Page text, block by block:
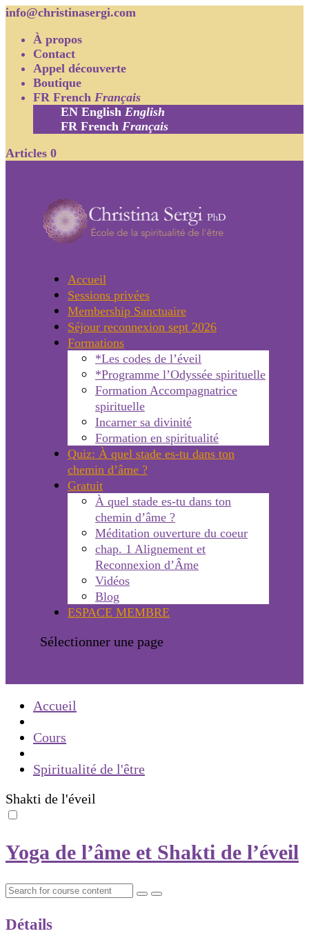
info@christinasergi.com
À propos
Contact
Appel découverte
Boutique
FR French Français
EN English English
FR French Français
Articles 0
Accueil
Sessions privées
Membership Sanctuaire
Séjour reconnexion sept 2026
Formations
*Les codes de l’éveil
*Programme l’Odyssée spirituelle
Formation Accompagnatrice
spirituelle
Incarner sa divinité
Formation en spiritualité
Quiz: À quel stade es-tu dans ton
chemin d’âme ?
Gratuit
À quel stade es-tu dans ton
chemin d’âme ?
Méditation ouverture du coeur
chap. 1 Alignement et
Reconnexion d’Âme
Vidéos
Blog
ESPACE MEMBRE
Sélectionner une page
Accueil
Cours
Spiritualité de l'être
Shakti de l'éveil
Yoga de l’âme et Shakti de l’éveil
Détails